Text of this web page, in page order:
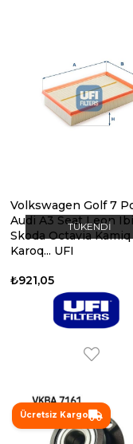
TÜKENDI
Volkswagen Golf 7
Audi A3 Seat Leon
Skoda Octavia Kamiq
Karoq... UFI
₺921,05
Ücretsiz Kargo